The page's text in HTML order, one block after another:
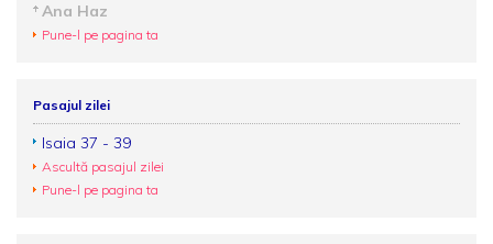
Ana Haz
Pune-l pe pagina ta
Pasajul zilei
Isaia 37 - 39
Ascultă pasajul zilei
Pune-l pe pagina ta